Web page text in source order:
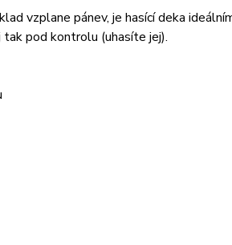
vzplane pánev, je hasící deka
pod kontrolu (uhasíte jej).